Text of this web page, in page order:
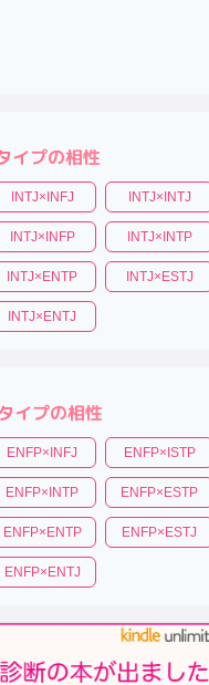
イプの相性
INTJ× INFJ INTJ× INTJ
INTJ× INFP INTJ× INTP
INTJ× ENTP INTJ× ESTJ
INTJ× ENTJ
イプの相性
ENFP× INFJ ENFP× ISTP
ENFP× INTP ENFP× ESTP
ENFP× ENTP ENFP× ESTJ
ENFP× ENTJ